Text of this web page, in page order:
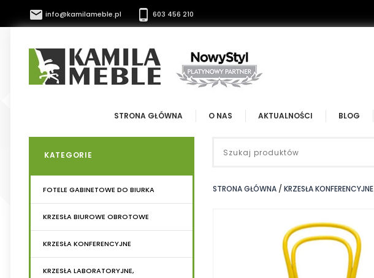
 info@kamilameble.pl  603 456 210
STRONA GŁÓWNA O NAS AKTUALNOŚCI BLOG
KATEGORIE
FOTELE GABINETOWE DO BIURKA
KRZESŁA BIUROWE OBROTOWE
KRZESŁA KONFERENCYJNE
KRZESŁA LABORATORYJNE,
STRONA GŁÓWNA KRZESŁA KONFERENCYJNE